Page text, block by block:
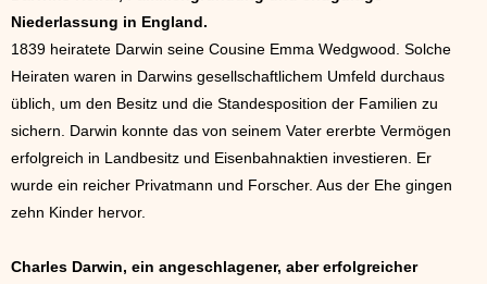
Niederlassung in England.
1839 heiratete Darwin seine Cousine Emma Wedgwood. Solche
Heiraten waren in Darwins gesellschaftlichem Umfeld durchaus
üblich, um den Besitz und die Standesposition der Familien zu
sichern. Darwin konnte das von seinem Vater ererbte Vermögen
erfolgreich in Landbesitz und Eisenbahnaktien investieren. Er
wurde ein reicher Privatmann und Forscher. Aus der Ehe gingen
zehn Kinder hervor.
Charles Darwin, ein angeschlagener, aber erfolgreicher